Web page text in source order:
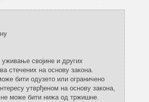
својине и других
стечених на основу закона.
бити одузето или ограничено
утврђеном на основу закона,
не може бити нижа од тржишне.